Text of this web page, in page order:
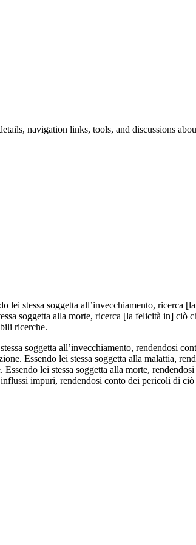
navigation links, tools, and discussions
stessa soggetta all’invecchiamento, ricerca
soggetta alla morte, ricerca [la felicità in] ciò
ricerche.
soggetta all’invecchiamento, rendendosi
Essendo lei stessa soggetta alla malattia,
lei stessa soggetta alla morte,
impuri, rendendosi conto dei pericoli di